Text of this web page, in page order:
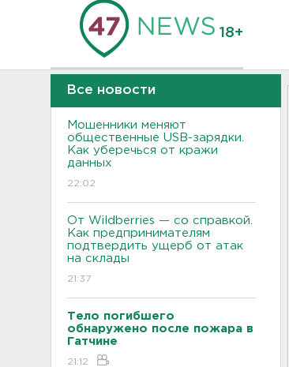
18+
Все новости
Мошенники меняют
общественные USB-зарядки.
Как уберечься от кражи
данных
22:02
От Wildberries — со справкой.
Как предпринимателям
подтвердить ущерб от атак
на склады
21:37
Тело погибшего
обнаружено после пожара в
Гатчине
21:12